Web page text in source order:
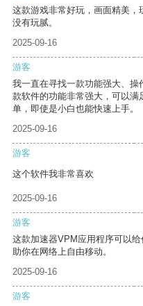
这款游戏非常好玩，画面精美
没有玩腻。
2025-09-16
游客
我一直在寻找一款功能强大、
款软件的功能非常强大，可以
单，即使是小白也能快速上手。
2025-09-16
游客
这个软件我非常喜欢
2025-09-16
游客
这款加速器VPM应用程序可以
助你在网络上自由移动。
2025-09-16
游客